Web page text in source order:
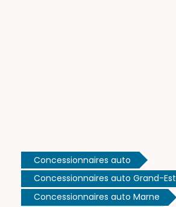
Concessionnaires auto
Concessionnaires auto Grand-Est
Concessionnaires auto Marne